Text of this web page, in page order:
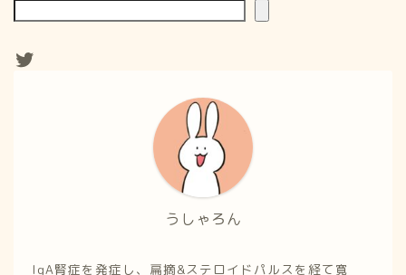
うしゃろん
IgA腎症を発症し、扁摘&ステロイドパルスを経て寛